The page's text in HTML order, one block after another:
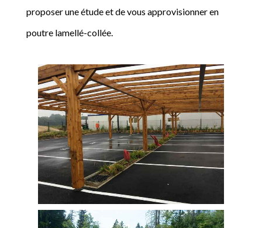
proposer une étude et de vous approvisionner en
poutre lamellé-collée.